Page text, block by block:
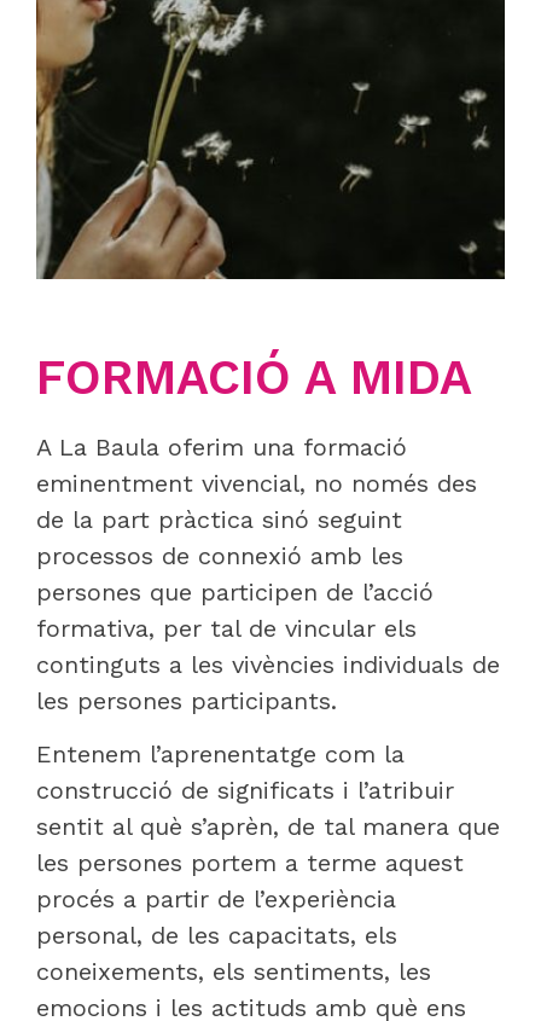
FORMACIÓ A MIDA
A La Baula oferim una formació
eminentment vivencial, no només des
de la part pràctica sinó seguint
processos de connexió amb les
persones que participen de l’acció
formativa, per tal de vincular els
continguts a les vivències individuals de
les persones participants.
Entenem l’aprenentatge com la
construcció de significats i l’atribuir
sentit al què s’aprèn, de tal manera que
les persones portem a terme aquest
procés a partir de l’experiència
personal, de les capacitats, els
coneixements, els sentiments, les
emocions i les actituds amb què ens